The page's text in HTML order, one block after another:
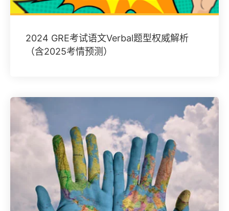
2024 GRE考试语文Verbal题型权威解析
（含2025考情预测）